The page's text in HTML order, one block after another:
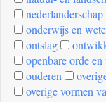
nederlanderschap
onderwijs en
ontslag
openbare orde
ouderen
overige vormen